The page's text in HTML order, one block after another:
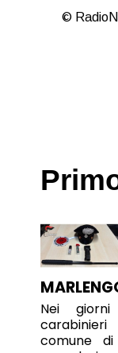
©
Nei
comune